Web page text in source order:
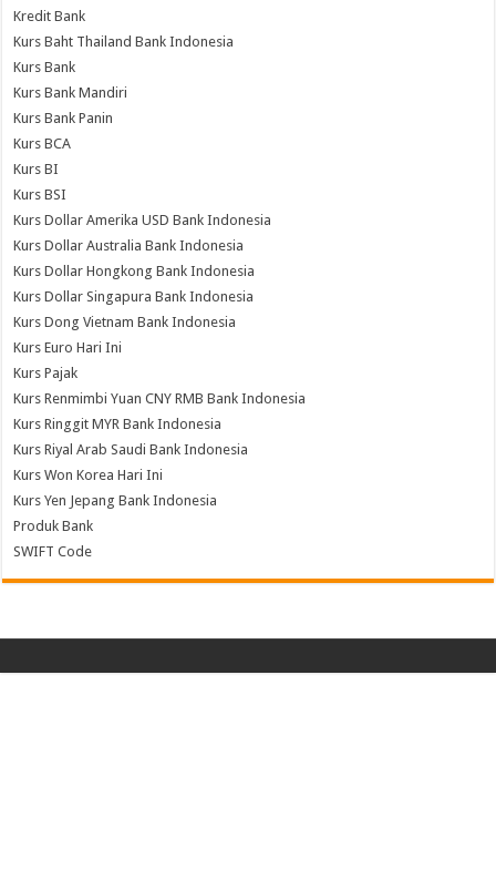
Kredit Bank
Kurs Baht Thailand Bank Indonesia
Kurs Bank
Kurs Bank Mandiri
Kurs Bank Panin
Kurs BCA
Kurs BI
Kurs BSI
Kurs Dollar Amerika USD Bank Indonesia
Kurs Dollar Australia Bank Indonesia
Kurs Dollar Hongkong Bank Indonesia
Kurs Dollar Singapura Bank Indonesia
Kurs Dong Vietnam Bank Indonesia
Kurs Euro Hari Ini
Kurs Pajak
Kurs Renmimbi Yuan CNY RMB Bank Indonesia
Kurs Ringgit MYR Bank Indonesia
Kurs Riyal Arab Saudi Bank Indonesia
Kurs Won Korea Hari Ini
Kurs Yen Jepang Bank Indonesia
Produk Bank
SWIFT Code